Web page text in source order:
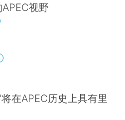
APEC视野
在APEC历史上具有里